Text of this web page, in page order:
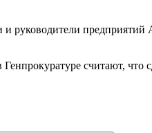
руководители
считают, что